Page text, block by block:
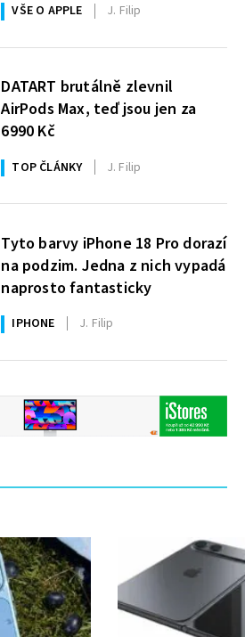
VŠE O APPLE J. Filip
DATART brutálně zlevnil
AirPods Max, teď jsou jen za
6990 Kč
TOP ČLÁNKY J. Filip
Tyto barvy iPhone 18 Pro dorazí
na podzim. Jedna z nich vypadá
naprosto fantasticky
IPHONE J. Filip